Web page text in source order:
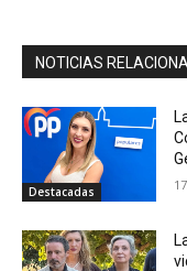
NOTICIAS
Destacadas